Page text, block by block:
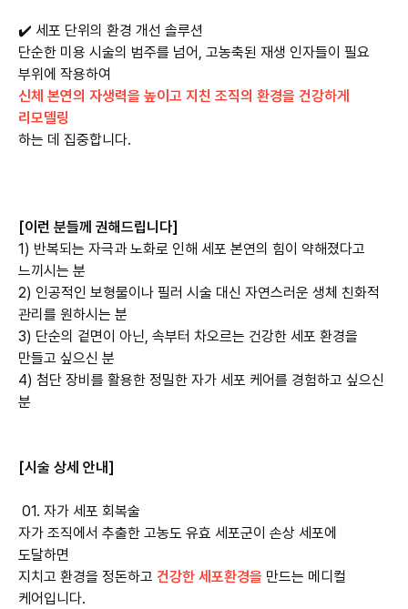
✔️ 세포 단위의 환경 개선 솔루션
단순한 미용 시술의 범주를 넘어, 고농축된 재생 인자들이 필요
신체 본연의 자생력을 높이고 지친 조직의 환경을 건강하게
리모델링
하는 데 집중합니다.
[이런 분들께 권해드립니다]
1) 반복되는 자극과 노화로 인해 세포 본연의 힘이 약해졌다고
느끼시는 분
2) 인공적인 보형물이나 필러 시술 대신 자연스러운 생체 친화적
관리를 원하시는 분
3) 단순의 겉면이 아닌, 속부터 차오르는 건강한 세포 환경을
만들고 싶으신 분
4) 첨단 장비를 활용한 정밀한 자가 세포 케어를 경험하고 싶으신
분
[시술 상세 안내]
01. 자가 세포 회복술
자가 조직에서 추출한 고농도 유효 세포군이 손상 세포에
도달하면
지치고 환경을 정돈하고 건강한 세포환경을 만드는 메디컬
케어입니다.